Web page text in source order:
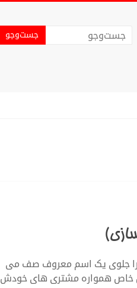
چرا جلوی یک اسم معروف صف می
خاص همواره مشتری های خودش